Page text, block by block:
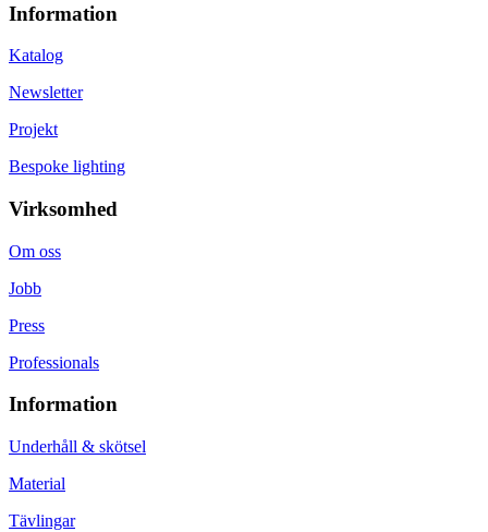
Information
Katalog
Newsletter
Projekt
Bespoke lighting
Virksomhed
Om oss
Jobb
Press
Professionals
Information
Underhåll & skötsel
Material
Tävlingar